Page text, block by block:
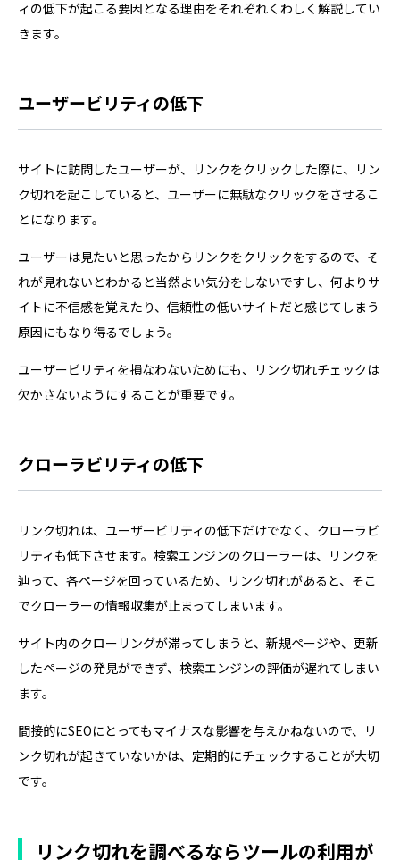
ィの低下が起こる要因となる理由をそれぞれくわしく解説してい
きます。
ユーザービリティの低下
サイトに訪問したユーザーが、リンクをクリックした際に、リン
ク切れを起こしていると、ユーザーに無駄なクリックをさせるこ
とになります。
ユーザーは見たいと思ったからリンクをクリックをするので、そ
れが見れないとわかると当然よい気分をしないですし、何よりサ
イトに不信感を覚えたり、信頼性の低いサイトだと感じてしまう
原因にもなり得るでしょう。
ユーザービリティを損なわないためにも、リンク切れチェックは
欠かさないようにすることが重要です。
クローラビリティの低下
リンク切れは、ユーザービリティの低下だけでなく、クローラビ
リティも低下させます。検索エンジンのクローラーは、リンクを
辿って、各ページを回っているため、リンク切れがあると、そこ
でクローラーの情報収集が止まってしまいます。
サイト内のクローリングが滞ってしまうと、新規ページや、更新
したページの発見ができず、検索エンジンの評価が遅れてしまい
ます。
間接的にSEOにとってもマイナスな影響を与えかねないので、リ
ンク切れが起きていないかは、定期的にチェックすることが大切
です。
リンク切れを調べるならツールの利用が